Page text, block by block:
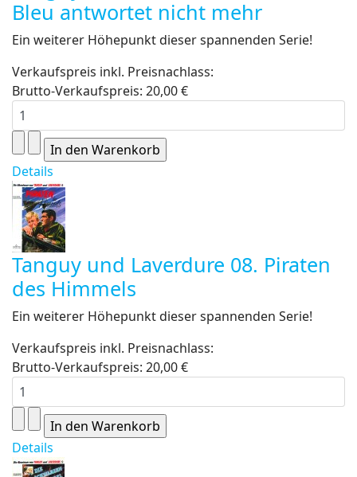
Bleu antwortet nicht mehr
Ein weiterer Höhepunkt dieser spannenden Serie!
Verkaufspreis inkl. Preisnachlass:
Brutto-Verkaufspreis: 20,00 €
Details
Tanguy und Laverdure 08. Piraten
des Himmels
Ein weiterer Höhepunkt dieser spannenden Serie!
Verkaufspreis inkl. Preisnachlass:
Brutto-Verkaufspreis: 20,00 €
Details